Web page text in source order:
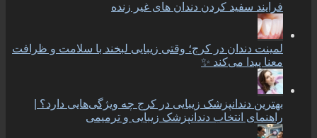
فرایند سفید کردن دندان های غیر زنده
لمینت دندان در کرج؛ وقتی زیبایی لبخند با سلامت و ظرافت
معنا پیدا می‌کند ✨
بهترین دندانپزشک زیبایی در کرج چه ویژگی‌هایی دارد؟ |
راهنمای انتخاب دندانپزشک زیبایی و ترمیمی